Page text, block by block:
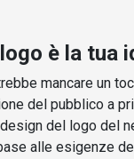
è la tua
mancare un
del pubblico a
del logo del
alle esigenze